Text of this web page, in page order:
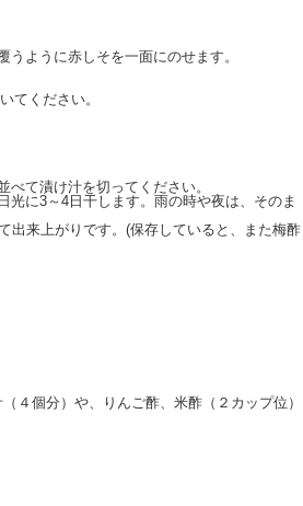
ように赤しそを一面にのせます。
てください。
て漬け汁を切ってください。
に3～4日干します。雨の時や夜は、そのま
来上がりです。(保存していると、また梅酢
４個分）や、りんご酢、米酢（２カップ位）